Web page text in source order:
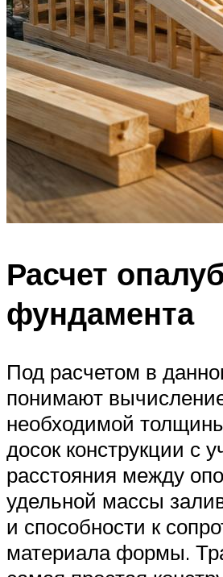
Расчет
фундамента
Под расчетом в
понимают
необходимой
досок конструкции с
расстояния между
удельной массы
и способности к
материала формы.